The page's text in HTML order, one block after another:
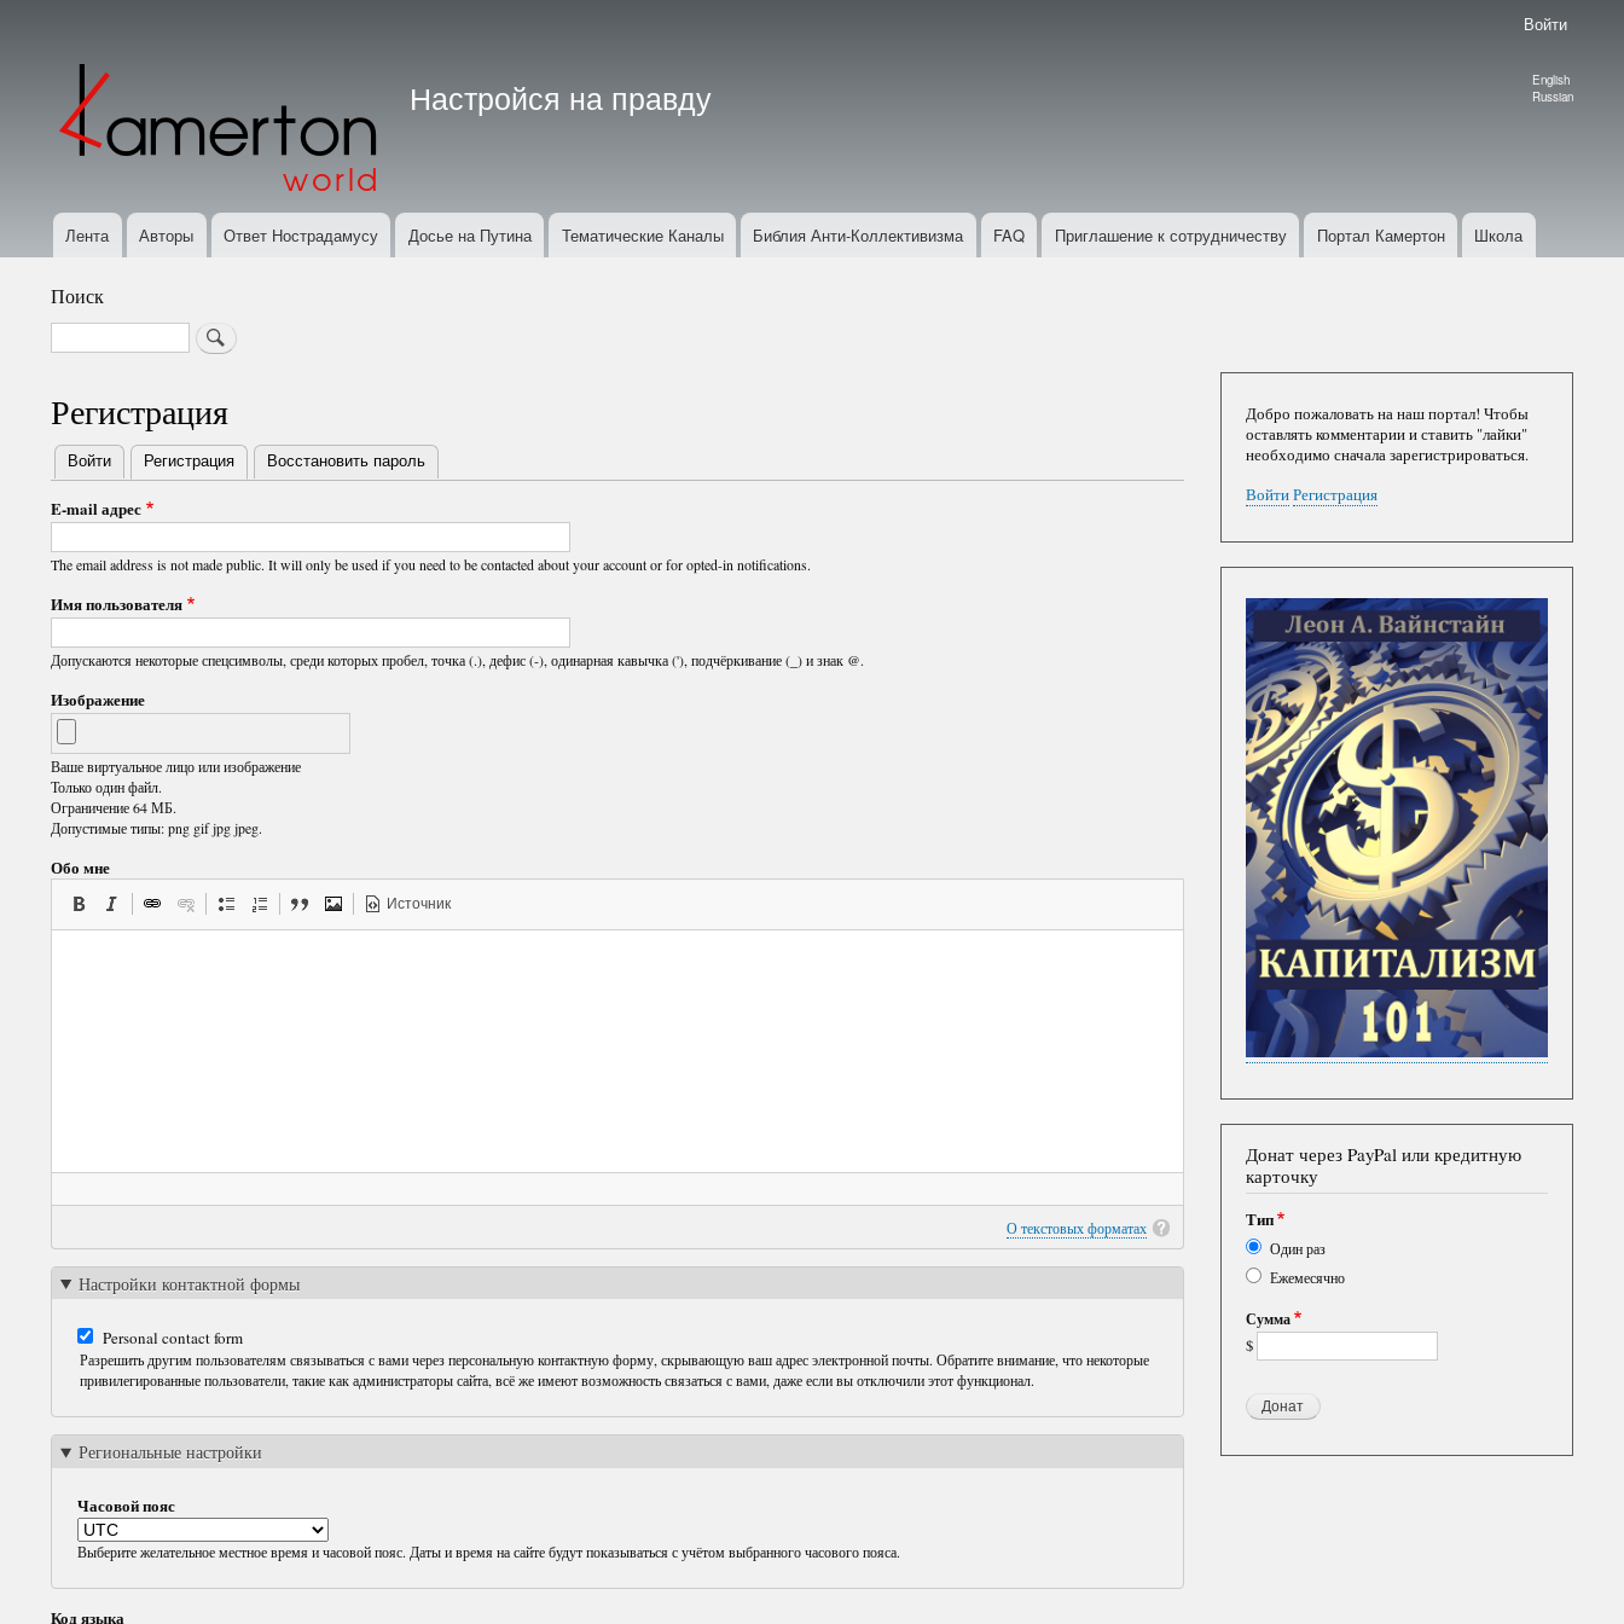
учётной
записи
пользователя
Войти
Language
English
Russian
Настройся на правду
Основная
Лента Авторы Ответ Нострадамусу Досье на Путина Тематические Каналы Библия Анти-Коллективизма FAQ Приглашение к сотрудничеству Портал Камертон Школа
Поиск
Search
Регистрация
Primary
tabs
Войти Регистрация (активная вкладка)
Восстановить пароль
E-mail адрес
The email address is not made public. It will only be used if you need to be contacted about your account or for opted-in notifications.
Имя пользователя
Допускаются некоторые спецсимволы, среди которых пробел, точка (.), дефис (-), одинарная кавычка ('), подчёркивание (_) и знак @.
Изображение
Ваше виртуальное лицо или изображение
Только один файл.
Ограничение 64 МБ.
Допустимые типы: png gif jpg jpeg.
Обо мне
Источник
О текстовых форматах
Настройки контактной формы
Personal contact form
Разрешить другим пользователям связываться с вами через персональную контактную форму, скрывающую ваш адрес электронной почты. Обратите внимание, что некоторые
привилегированные пользователи, такие как администраторы сайта, всё же имеют возможность связаться с вами, даже если вы отключили этот функционал.
Региональные настройки
Часовой пояс
Выберите желательное местное время и часовой пояс. Даты и время на сайте будут показываться с учётом выбранного часового пояса.
Код языка
Добро пожаловать на наш портал! Чтобы
оставлять комментарии и ставить "лайки"
необходимо сначала зарегистрироваться.
Войти Регистрация
Донат через PayPal или кредитную
карточку
Тип
Один раз
Ежемесячно
Сумма
$